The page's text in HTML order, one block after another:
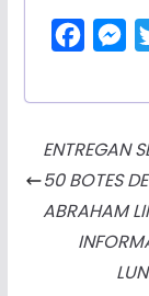
c
o
o
M
s
n
g
e
ENTREGAN
50 BOTES
ABRAHAM